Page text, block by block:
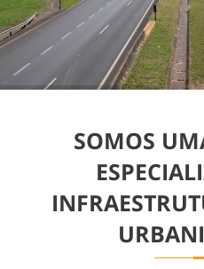
Drenagem
Terraplenagem
ConservaçãoSOMOS